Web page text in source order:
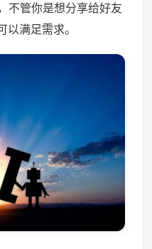
不管你是想分享给好友
满足需求。